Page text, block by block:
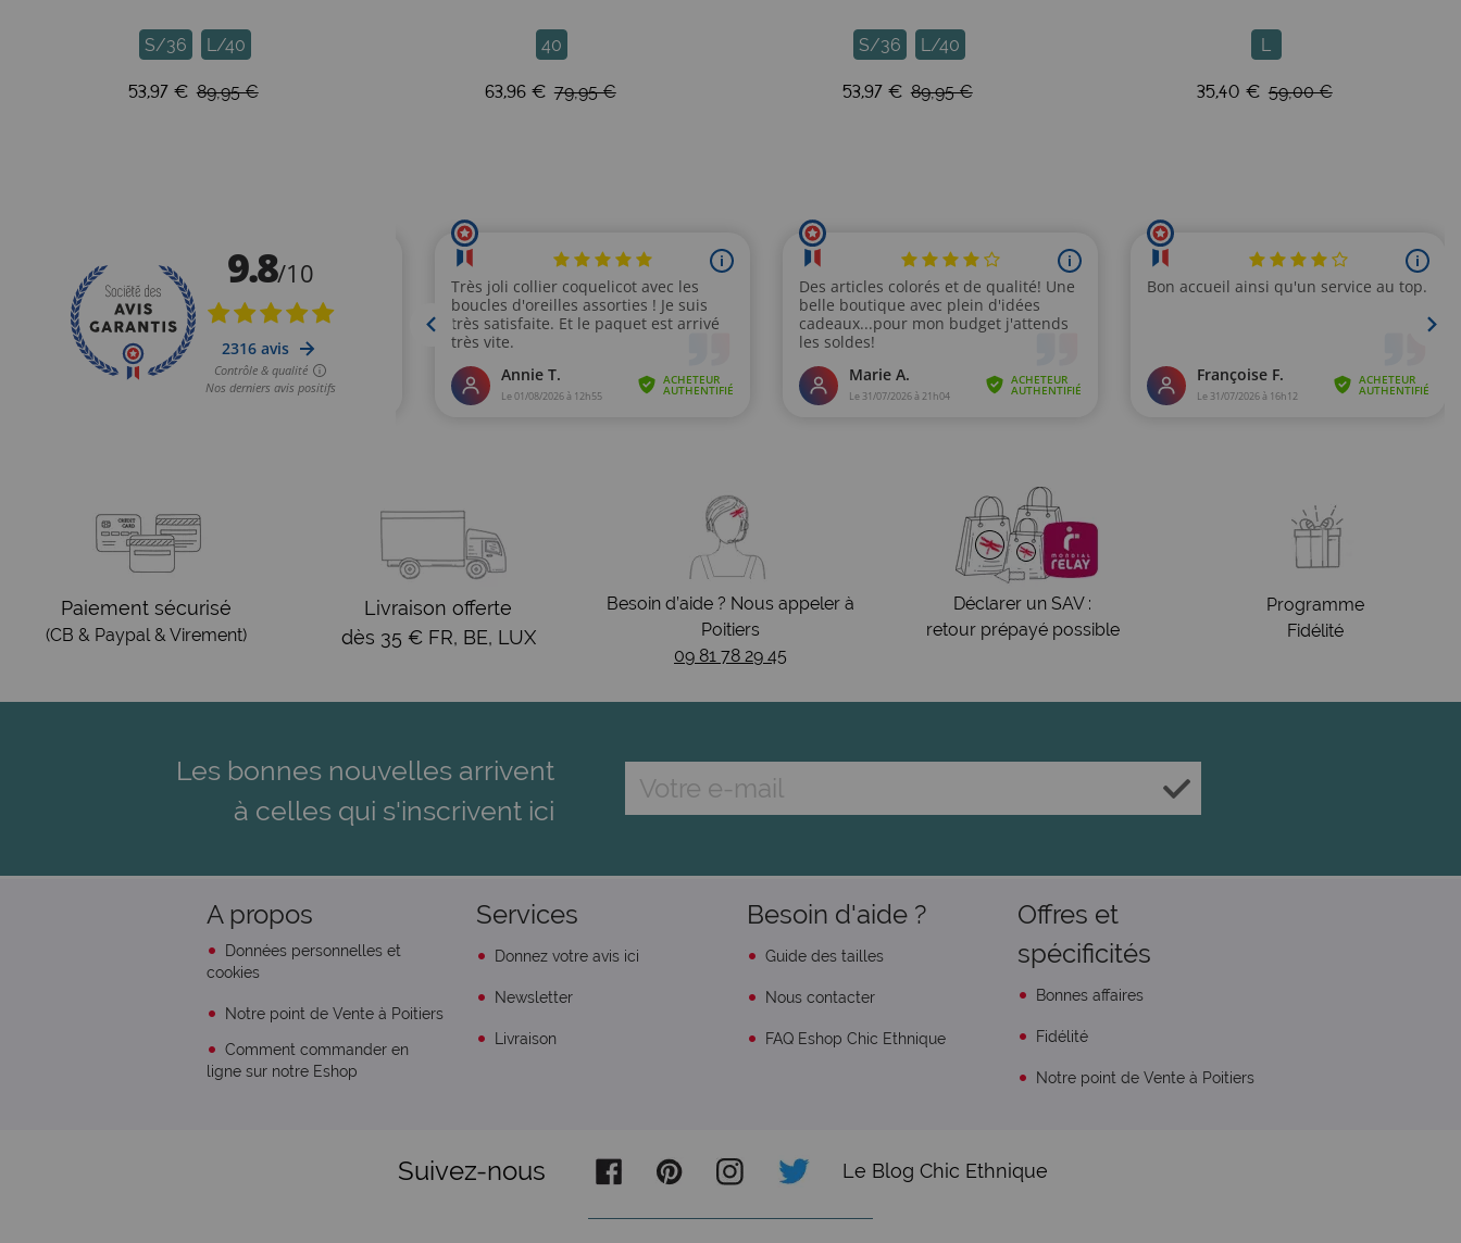
S/36 L/40
53,97 € 89,95 €
40
63,96 € 79,95 €
S/36 L/40
53,97 € 89,95 €
L
35,40 € 59,00 €
Paiement sécurisé
(CB & Paypal & Virement)
Livraison offerte
dès 35 € FR, BE, LUX
Besoin d’aide ? Nous appeler à
Poitiers
09 81 78 29 45
Déclarer un SAV :
retour prépayé possible
Programme
Fidélité
Les bonnes nouvelles arrivent
à celles qui s'inscrivent ici
A propos
Données personnelles et
cookies
Notre point de Vente à Poitiers
Comment commander en
ligne sur notre Eshop
Services
Donnez votre avis ici
Newsletter
Livraison
Besoin d'aide ?
Guide des tailles
Nous contacter
FAQ Eshop Chic Ethnique
Offres et
spécificités
Bonnes affaires
Fidélité
Notre point de Vente à Poitiers
Suivez-nous Le Blog Chic Ethnique